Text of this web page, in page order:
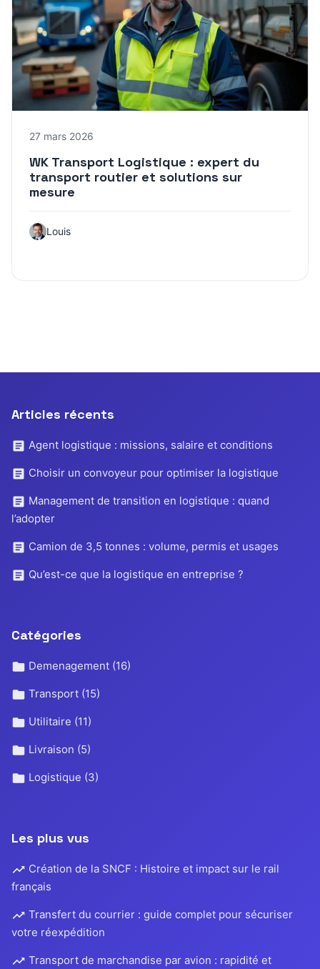
27 mars 2026
WK Transport Logistique : expert du
transport routier et solutions sur
mesure
Louis
Articles récents
Agent logistique : missions, salaire et conditions
Choisir un convoyeur pour optimiser la logistique
Management de transition en logistique : quand
l’adopter
Camion de 3,5 tonnes : volume, permis et usages
Qu’est-ce que la logistique en entreprise ?
Catégories
Demenagement (16)
Transport (15)
Utilitaire (11)
Livraison (5)
Logistique (3)
Les plus vus
Création de la SNCF : Histoire et impact sur le rail
français
Transfert du courrier : guide complet pour sécuriser
votre réexpédition
Transport de marchandise par avion : rapidité et